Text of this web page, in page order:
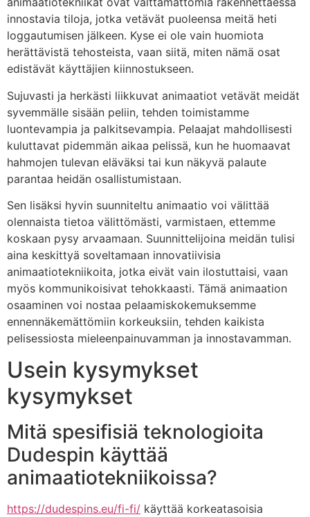
innostavia tiloja, jotka vetävät puoleensa meitä heti
loggautumisen jälkeen. Kyse ei ole vain huomiota
herättävistä tehosteista, vaan siitä, miten nämä osat
edistävät käyttäjien kiinnostukseen.
Sujuvasti ja herkästi liikkuvat animaatiot vetävät meidät
syvemmälle sisään peliin, tehden toimistamme
luontevampia ja palkitsevampia. Pelaajat mahdollisesti
kuluttavat pidemmän aikaa pelissä, kun he huomaavat
hahmojen tulevan eläväksi tai kun näkyvä palaute
parantaa heidän osallistumistaan.
Sen lisäksi hyvin suunniteltu animaatio voi välittää
olennaista tietoa välittömästi, varmistaen, ettemme
koskaan pysy arvaamaan. Suunnittelijoina meidän tulisi
aina keskittyä soveltamaan innovatiivisia
animaatiotekniikoita, jotka eivät vain ilostuttaisi, vaan
myös kommunikoisivat tehokkaasti. Tämä animaation
osaaminen voi nostaa pelaamiskokemuksemme
ennennäkemättömiin korkeuksiin, tehden kaikista
pelisessiosta mieleenpainuvamman ja innostavamman.
Usein kysymykset
kysymykset
Mitä spesifisiä teknologioita
Dudespin käyttää
animaatiotekniikoissa?
https://dudespins.eu/fi-fi/ käyttää korkeatasoisia